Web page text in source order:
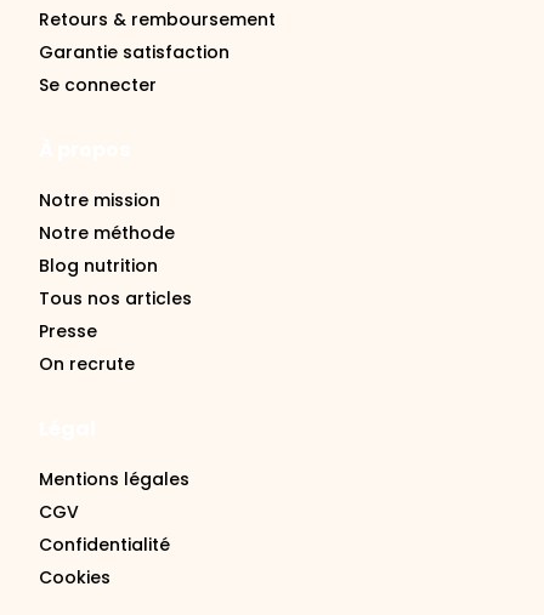
Retours & remboursement
Garantie satisfaction
Se connecter
Notre mission
Notre méthode
Blog nutrition
Tous nos articles
Presse
On recrute
Mentions légales
CGV
Confidentialité
Cookies